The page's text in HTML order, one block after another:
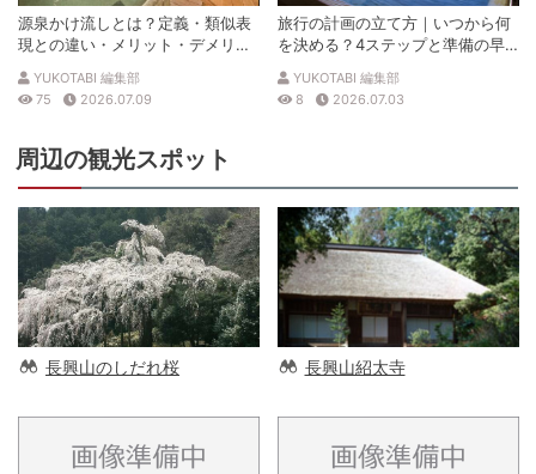
源泉かけ流しとは？定義・類似表
現との違い・メリット・デメリッ
トを解説
YUKOTABI 編集部
75
2026.07.09
旅行の計画の立て方｜いつから何
を決める？4ステップと準備の早
見表
YUKOTABI 編集部
8
2026.07.03
周辺の観光スポット
長興山のしだれ桜 長興山紹太寺